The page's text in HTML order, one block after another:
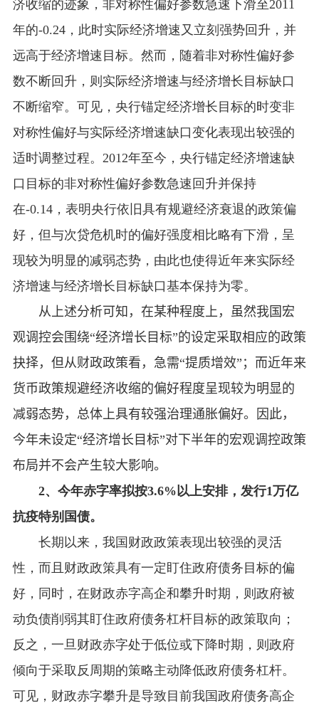
济收缩的迹象，非对称性偏好参数急速下滑至2011
年的-0.24，此时实际经济增速又立刻强势回升，并
远高于经济增速目标。然而，随着非对称性偏好参
数不断回升，则实际经济增速与经济增长目标缺口
不断缩窄。可见，央行锚定经济增长目标的时变非
对称性偏好与实际经济增速缺口变化表现出较强的
适时调整过程。 2012年至今，央行锚定经济增速缺
口目标的非对称性偏好参数急速回升并保持
在-0.14，表明央行依旧具有规避经济衰退的政策偏
好，但与次贷危机时的偏好强度相比略有下滑，呈
现较为明显的减弱态势，由此也使得近年来实际经
济增速与经济增长目标缺口基本保持为零。
从上述分析可知，在某种程度上， 虽然我国宏
观调控会围绕“经济增长目标”的设定采取相应的政策
抉择，但从财政政策看，急需“提质增效”；而近年来
货币政策规避经济收缩的偏好程度呈现较为明显的
减弱态势，总体上具有较强治理通胀偏好。
因 此，
今年未设定“经济增长目标”对下半年的宏观调控政策
布局并不会产生较大影响。
2、今年赤字率拟按3.6% 以上安排，发行1万亿
抗疫特别国债。
长期以来，我国财政政策表现出较强的灵活
性，而且财政政策具有一定盯住政府债务目标的偏
好，同时，在财政赤字高企和攀升时期，则政府被
动负债削弱其盯住政府债务杠杆目标的政策取向；
反之，一旦财政赤字处于低位或下降时期，则政府
倾向于采取反周期的策略主动降低政府债务杠杆。
可见，财政赤字攀升是导致目前我国政府债务高企